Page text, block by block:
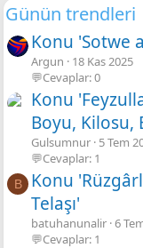
Günün trendleri
Konu 'Sotwe
Argun
18 Kas 2025
💬Cevaplar: 0
Konu
Boyu, Kilosu,
Gulsumnur 5 Tem
💬Cevaplar: 1
B
Konu
Telaşı'
batuhanunalir 6
💬Cevaplar: 1